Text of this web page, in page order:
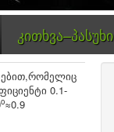
კითხვა–პასუხი
0.1-
o≈0.9